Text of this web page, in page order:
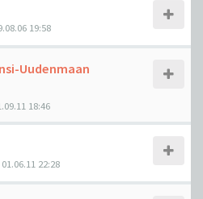
19:58
Uudenmaan
18:46
01.06.11 22:28